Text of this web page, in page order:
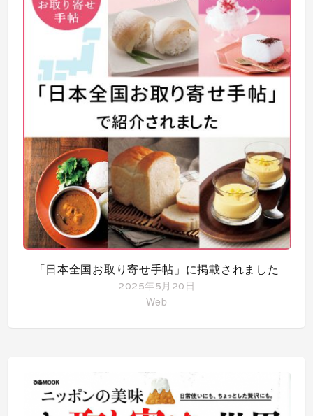
「日本全国お取り寄せ手帖」に掲載されました
2025年5月20日
Web